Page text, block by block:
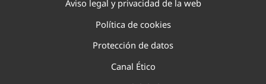
Aviso legal y privacidad de la web
Política de cookies
Protección de datos
Canal Ético